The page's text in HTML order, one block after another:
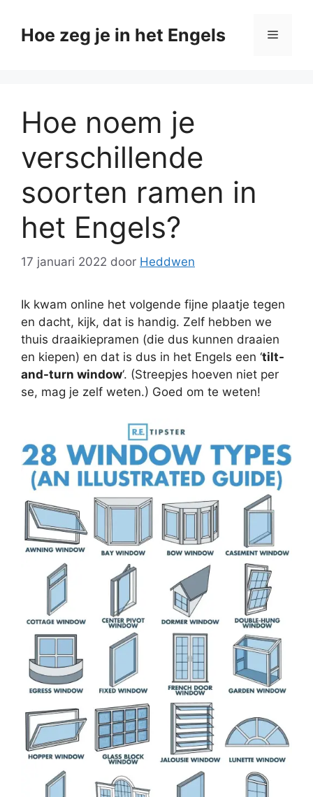
naarHoe zeg je in het Engels Menu
Hoe noem je
verschillende
soorten ramen in
het Engels?
17 januari 2022 door Heddwen
Ik kwam online het volgende fijne plaatje tegen
en dacht, kijk, dat is handig. Zelf hebben we
thuis draaikiepramen (die dus kunnen draaien
en kiepen) en dat is dus in het Engels een ‘tilt-
and-turn window‘. (Streepjes hoeven niet per
se, mag je zelf weten.) Goed om te weten!